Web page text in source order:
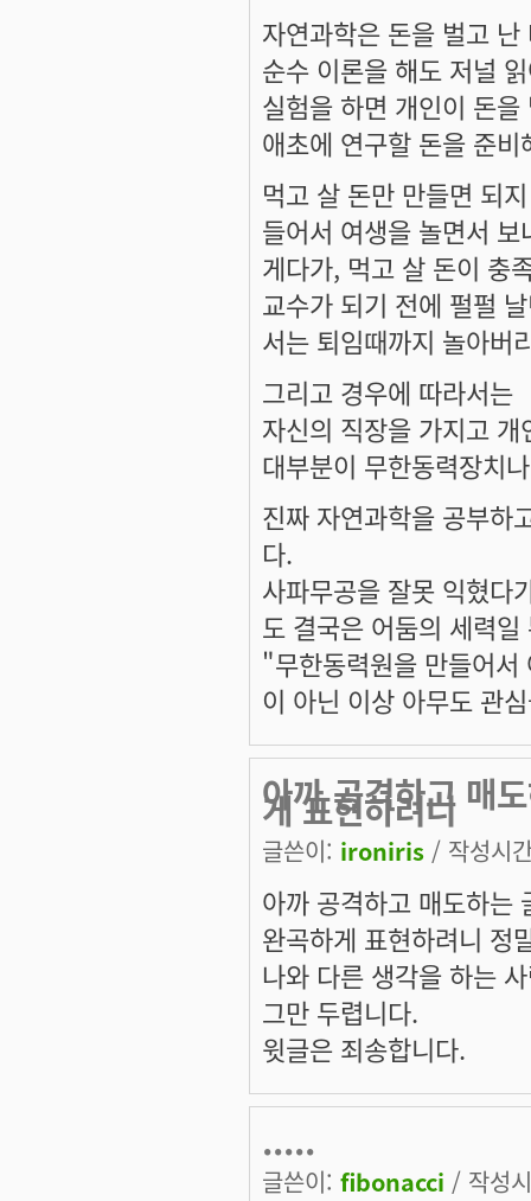
자연과학은 돈을 벌고
순수 이론을 해도 저널
실험을 하면 개인이 돈
애초에 연구할 돈을 준
먹고 살 돈만 만들면 되
들어서 여생을 놀면서
게다가, 먹고 살 돈이 충
교수가 되기 전에 펄펄
서는 퇴임때까지 놀아버
그리고 경우에 따라서는
자신의 직장을 가지고
대부분이 무한동력장치
진짜 자연과학을 공부하
다.
사파무공을 잘못 익혔다
도 결국은 어둠의 세력일
"무한동력원을 만들어
이 아닌 이상 아무도 관
아까 공격하고 매
게 표현하려니
글쓴이: ironiris / 작성시
아까 공격하고 매도하는
완곡하게 표현하려니 정
나와 다른 생각을 하는
그만 두렵니다.
윗글은 죄송합니다.
.....
글쓴이: fibonacci / 작성